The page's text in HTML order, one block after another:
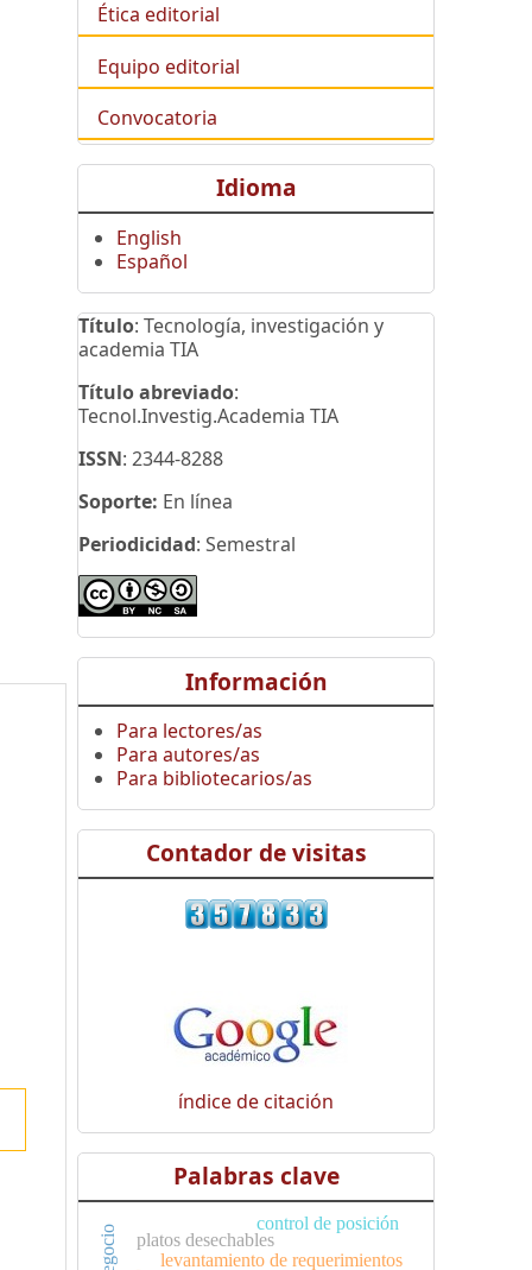
Ética editorial
Equipo editorial
Convocatoria
Idioma
English
Español
Título: Tecnología, investigación y
academia TIA
Título abreviado:
Tecnol.Investig.Academia TIA
ISSN: 2344-8288
Soporte: En línea
Periodicidad: Semestral
Información
Para lectores/as
Para autores/as
Para bibliotecarios/as
Contador de visitas
índice de citación
Palabras clave
levantamiento de requerimientos
platos desechables
control de posición